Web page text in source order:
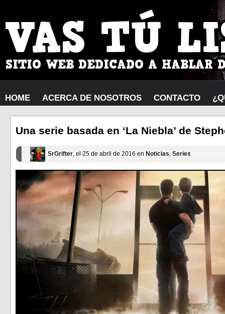
HOME ACERCA DE NOSOTROS CONTACTO
Una serie basada en ‘La Niebla’ de
SrGrifter, el 25 de abril de 2016 en Noticias, Series